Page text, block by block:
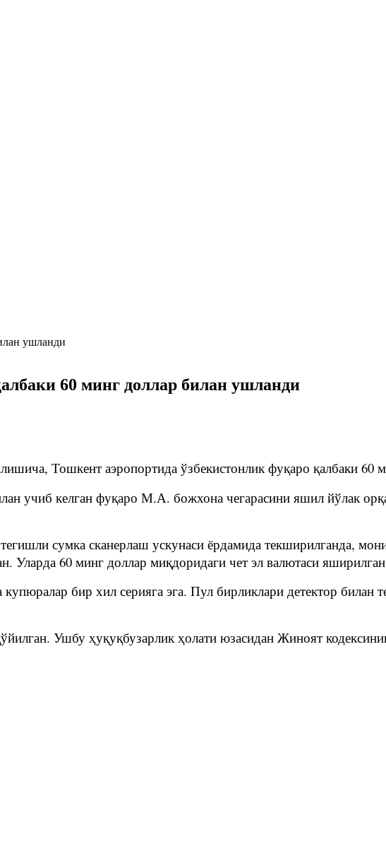
60 минг доллар билан ушланди
Тошкент аэропортида ўзбекистонлик фуқаро қалбаки 60
учиб келган фуқаро М.А. божхона чегарасини яшил йўлак
сумка сканерлаш ускунаси ёрдамида текширилганда,
Уларда 60 минг доллар миқдоридаги чет эл валютаси
бир хил серияга эга. Пул бирликлари детектор билан
Ушбу ҳуқуқбузарлик ҳолати юзасидан Жиноят